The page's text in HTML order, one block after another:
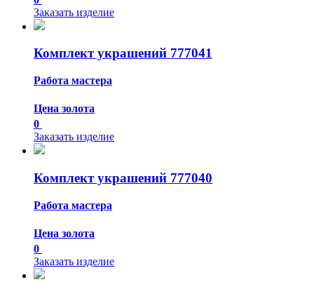
Заказать изделие
Комплект украшений 777041
Работа мастера
Цена золота
0
Заказать изделие
Комплект украшений 777040
Работа мастера
Цена золота
0
Заказать изделие